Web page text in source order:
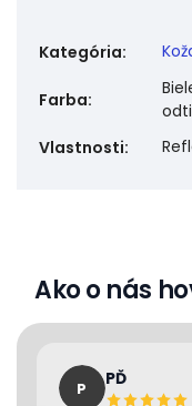
Kategória:
Farba:
Vlastnosti:
Ako o nás
P PĎ